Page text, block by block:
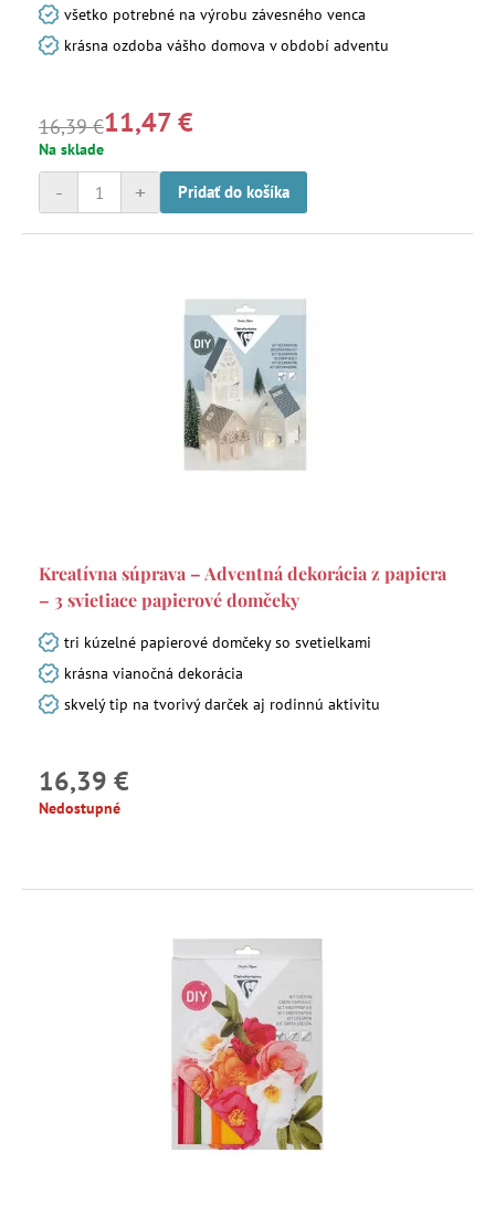
všetko potrebné na výrobu závesného venca
krásna ozdoba vášho domova v období adventu
16,39 €11,47 €
Na sklade
+
- Pridať do košíka
Kreatívna súprava – Adventná dekorácia z papiera
– 3 svietiace papierové domčeky
tri kúzelné papierové domčeky so svetielkami
krásna vianočná dekorácia
skvelý tip na tvorivý darček aj rodinnú aktivitu
16,39 €
Nedostupné